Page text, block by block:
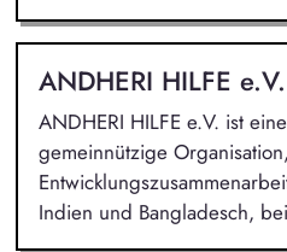
ANDHERI HILFE e.V.
ANDHERI HILFE e.V. ist
gemeinnützige
Indien und Bangladesch,